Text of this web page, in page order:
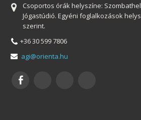
Csoportos órák helyszíne:
Jógastúdió. Egyéni foglalkozások
szerint.
+36 30 599 7806
agi@orienta.hu